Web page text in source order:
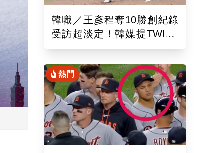
韓職／王彥程奪10勝創紀錄
受訪超淡定！韓媒提TWICE
娜璉笑開懷網友全笑翻
熱門